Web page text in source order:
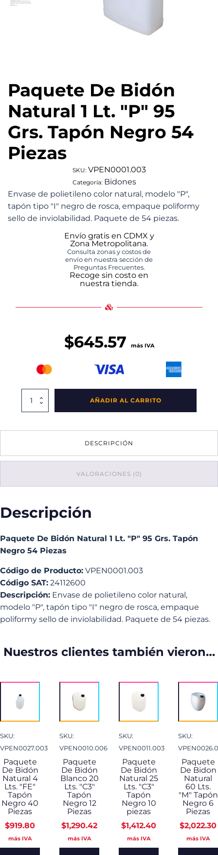
Paquete De Bidón
Natural 1 Lt. "P" 95
Grs. Tapón Negro 54
Piezas
SKU: VPEN0001.003
Categoría: Bidones
Envase de polietileno color natural, modelo "P",
tapón tipo "I" negro de rosca, empaque poliformy
sello de inviolabilidad. Paquete de 54 piezas.
Envío gratis en CDMX y
Zona Metropolitana.
Consulta zonas y costos de
envío en nuestra sección de
Preguntas Frecuentes.
Recoge sin costo en
nuestra tienda.
$645.57 más IVA
Paquete
95
Piezas
cantidad
AÑADIR AL CARRITO
DESCRIPCIÓN
VALORACIONES (0)
Descripción
Paquete De Bidón Natural 1 Lt. "P" 95 Grs. Tapón
Negro 54 Piezas
Código de Producto: VPEN0001.003
Código SAT: 24112600
Descripción: Envase de polietileno color natural,
modelo "P", tapón tipo "I" negro de rosca, empaque
poliformy sello de inviolabilidad. Paquete de 54 piezas.
Nuestros clientes también vieron…
SKU:
VPEN0027.003
Paquete
De Bidón
Natural 4
Lts. "FE"
Tapón
Negro 40
Piezas
$919.80
más IVA
SKU:
VPEN0010.006
Paquete
De Bidón
Blanco 20
Lts. "C3"
Tapón
Negro 12
Piezas
$1,290.42
más IVA
SKU:
VPEN0011.003
Paquete
De Bidón
Natural 25
Lts. "C3"
Tapón
Negro 10
piezas
$1,412.40
más IVA
SKU:
Paquete
De Bidon
Natural
60 Lts.
"M" Tapón
Negro 6
Piezas
$2,022.30
más IVA